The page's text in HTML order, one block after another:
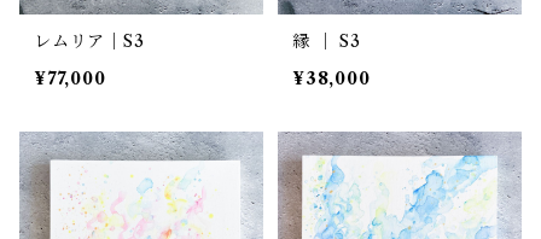
レムリア｜S3
¥77,000
縁 ｜ S3
¥38,000